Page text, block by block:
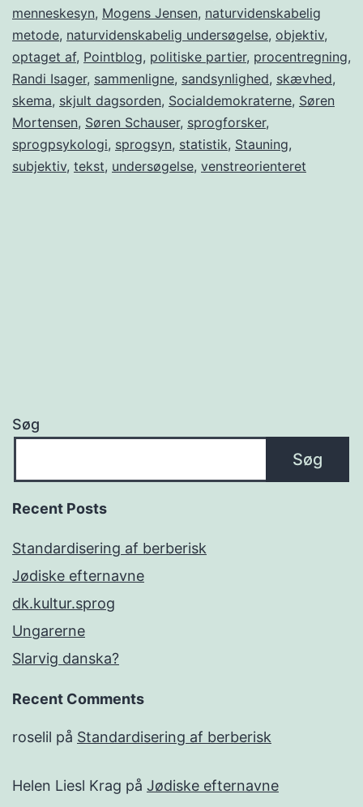
menneskesyn, Mogens Jensen, naturvidenskabelig
metode, naturvidenskabelig undersøgelse, objektiv,
optaget af, Pointblog, politiske partier, procentregning,
Randi Isager, sammenligne, sandsynlighed, skævhed,
skema, skjult dagsorden, Socialdemokraterne, Søren
Mortensen, Søren Schauser, sprogforsker,
sprogpsykologi, sprogsyn, statistik, Stauning,
subjektiv, tekst, undersøgelse, venstreorienteret
Søg
Søg
Recent Posts
Standardisering af berberisk
Jødiske efternavne
dk.kultur.sprog
Ungarerne
Slarvig danska?
Recent Comments
roselil på Standardisering af berberisk
Helen Liesl Krag på Jødiske efternavne